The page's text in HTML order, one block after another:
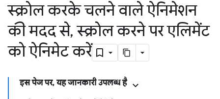
स्क्रोल करके चलने वाले ऐनिमेशन
की मदद से, स्क्रोल करने पर एलिमेंट
को ऐनिमेट करें
इस पेज पर, यह जानकारी उपलब्ध है